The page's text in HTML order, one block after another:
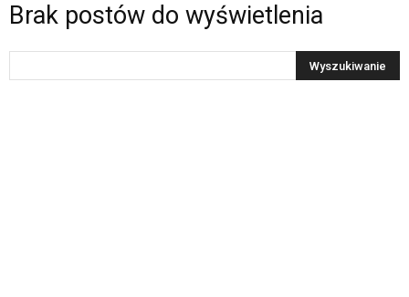
Brak postów do wyświetlenia